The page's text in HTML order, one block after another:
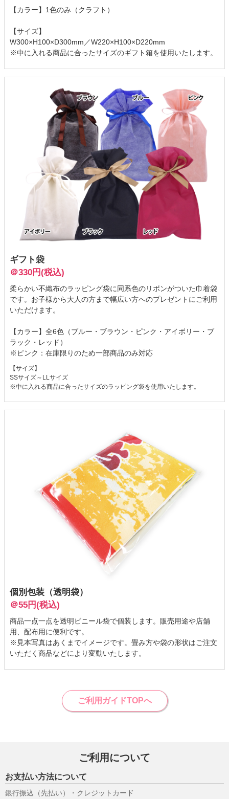
【カラー】1色のみ（クラフト）
【サイズ】
W300×H100×D300mm／W220×H100×D220mm
※中に入れる商品に合ったサイズのギフト箱を使用いたします。
ギフト袋
＠330円(税込)
柔らかい不織布のラッピング袋に同系色のリボンがついた巾着袋
です。お子様から大人の方まで幅広い方へのプレゼントにご利用
いただけます。
【カラー】全6色（ブルー・ブラウン・ピンク・アイボリー・ブ
ラック・レッド）
※ピンク：在庫限りのため一部商品のみ対応
【サイズ】
SSサイズ～LLサイズ
※中に入れる商品に合ったサイズのラッピング袋を使用いたします。
個別包装（透明袋）
＠55円(税込)
商品一点一点を透明ビニール袋で個装します。販売用途や店舗
用、配布用に便利です。
※見本写真はあくまでイメージです。畳み方や袋の形状はご注文
いただく商品などにより変動いたします。
ご利用ガイドTOPへ
ご利用について
お支払い方法について
銀行振込（先払い）・クレジットカード